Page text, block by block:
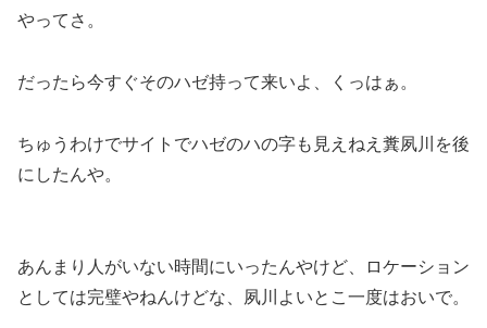
やってさ。
だったら今すぐそのハゼ持って来いよ、くっはぁ。
ちゅうわけでサイトでハゼのハの字も見えねえ糞夙川を後
にしたんや。
あんまり人がいない時間にいったんやけど、ロケーション
としては完璧やねんけどな、夙川よいとこ一度はおいで。